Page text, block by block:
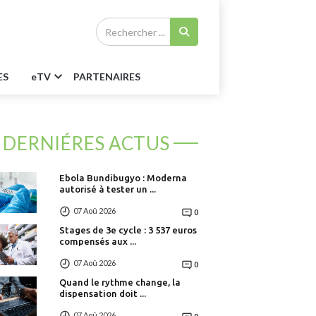
eTV PARTENAIRES
DERNIÉRES ACTUS
Ebola Bundibugyo : Moderna
autorisé à tester un ...
07 Aoû 2026 0
Stages de 3e cycle : 3 537 euros
compensés aux ...
07 Aoû 2026 0
Quand le rythme change, la
dispensation doit ...